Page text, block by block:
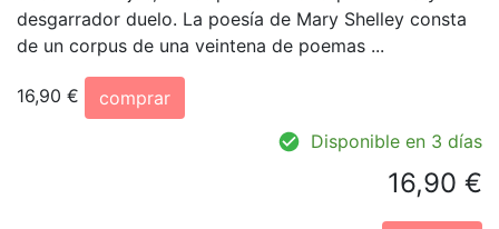
desgarrador duelo. La poesía de Mary Shelley consta
de un corpus de una veintena de poemas ...
16,90 €
comprar
Disponible en 3 días
16,90 €